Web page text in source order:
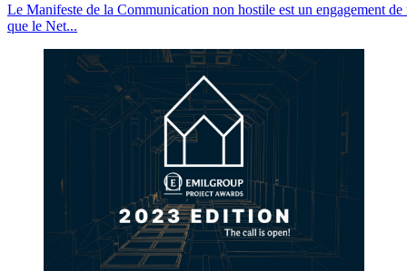
Le Manifeste de la Communication non hostile est un engagement
que le Net...